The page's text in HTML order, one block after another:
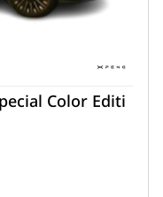
Color Editi